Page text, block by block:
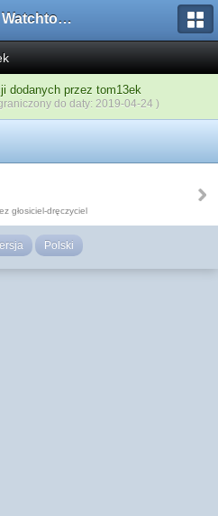
Forum Watchtower
dodanych przez tom13ek
do daty: 2019-04-24 )
głosiciel-dręczyciel
Polski